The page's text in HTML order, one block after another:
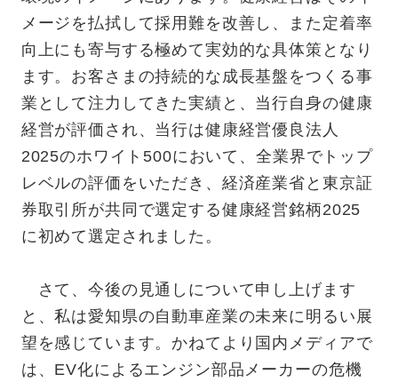
メージを払拭して採用難を改善し、また定着率
向上にも寄与する極めて実効的な具体策となり
ます。お客さまの持続的な成長基盤をつくる事
業として注力してきた実績と、当行自身の健康
経営が評価され、当行は健康経営優良法人
2025のホワイト500において、全業界でトップ
レベルの評価をいただき、経済産業省と東京証
券取引所が共同で選定する健康経営銘柄2025
に初めて選定されました。
さて、今後の見通しについて申し上げます
と、私は愛知県の自動車産業の未来に明るい展
望を感じています。かねてより国内メディアで
は、EV化によるエンジン部品メーカーの危機